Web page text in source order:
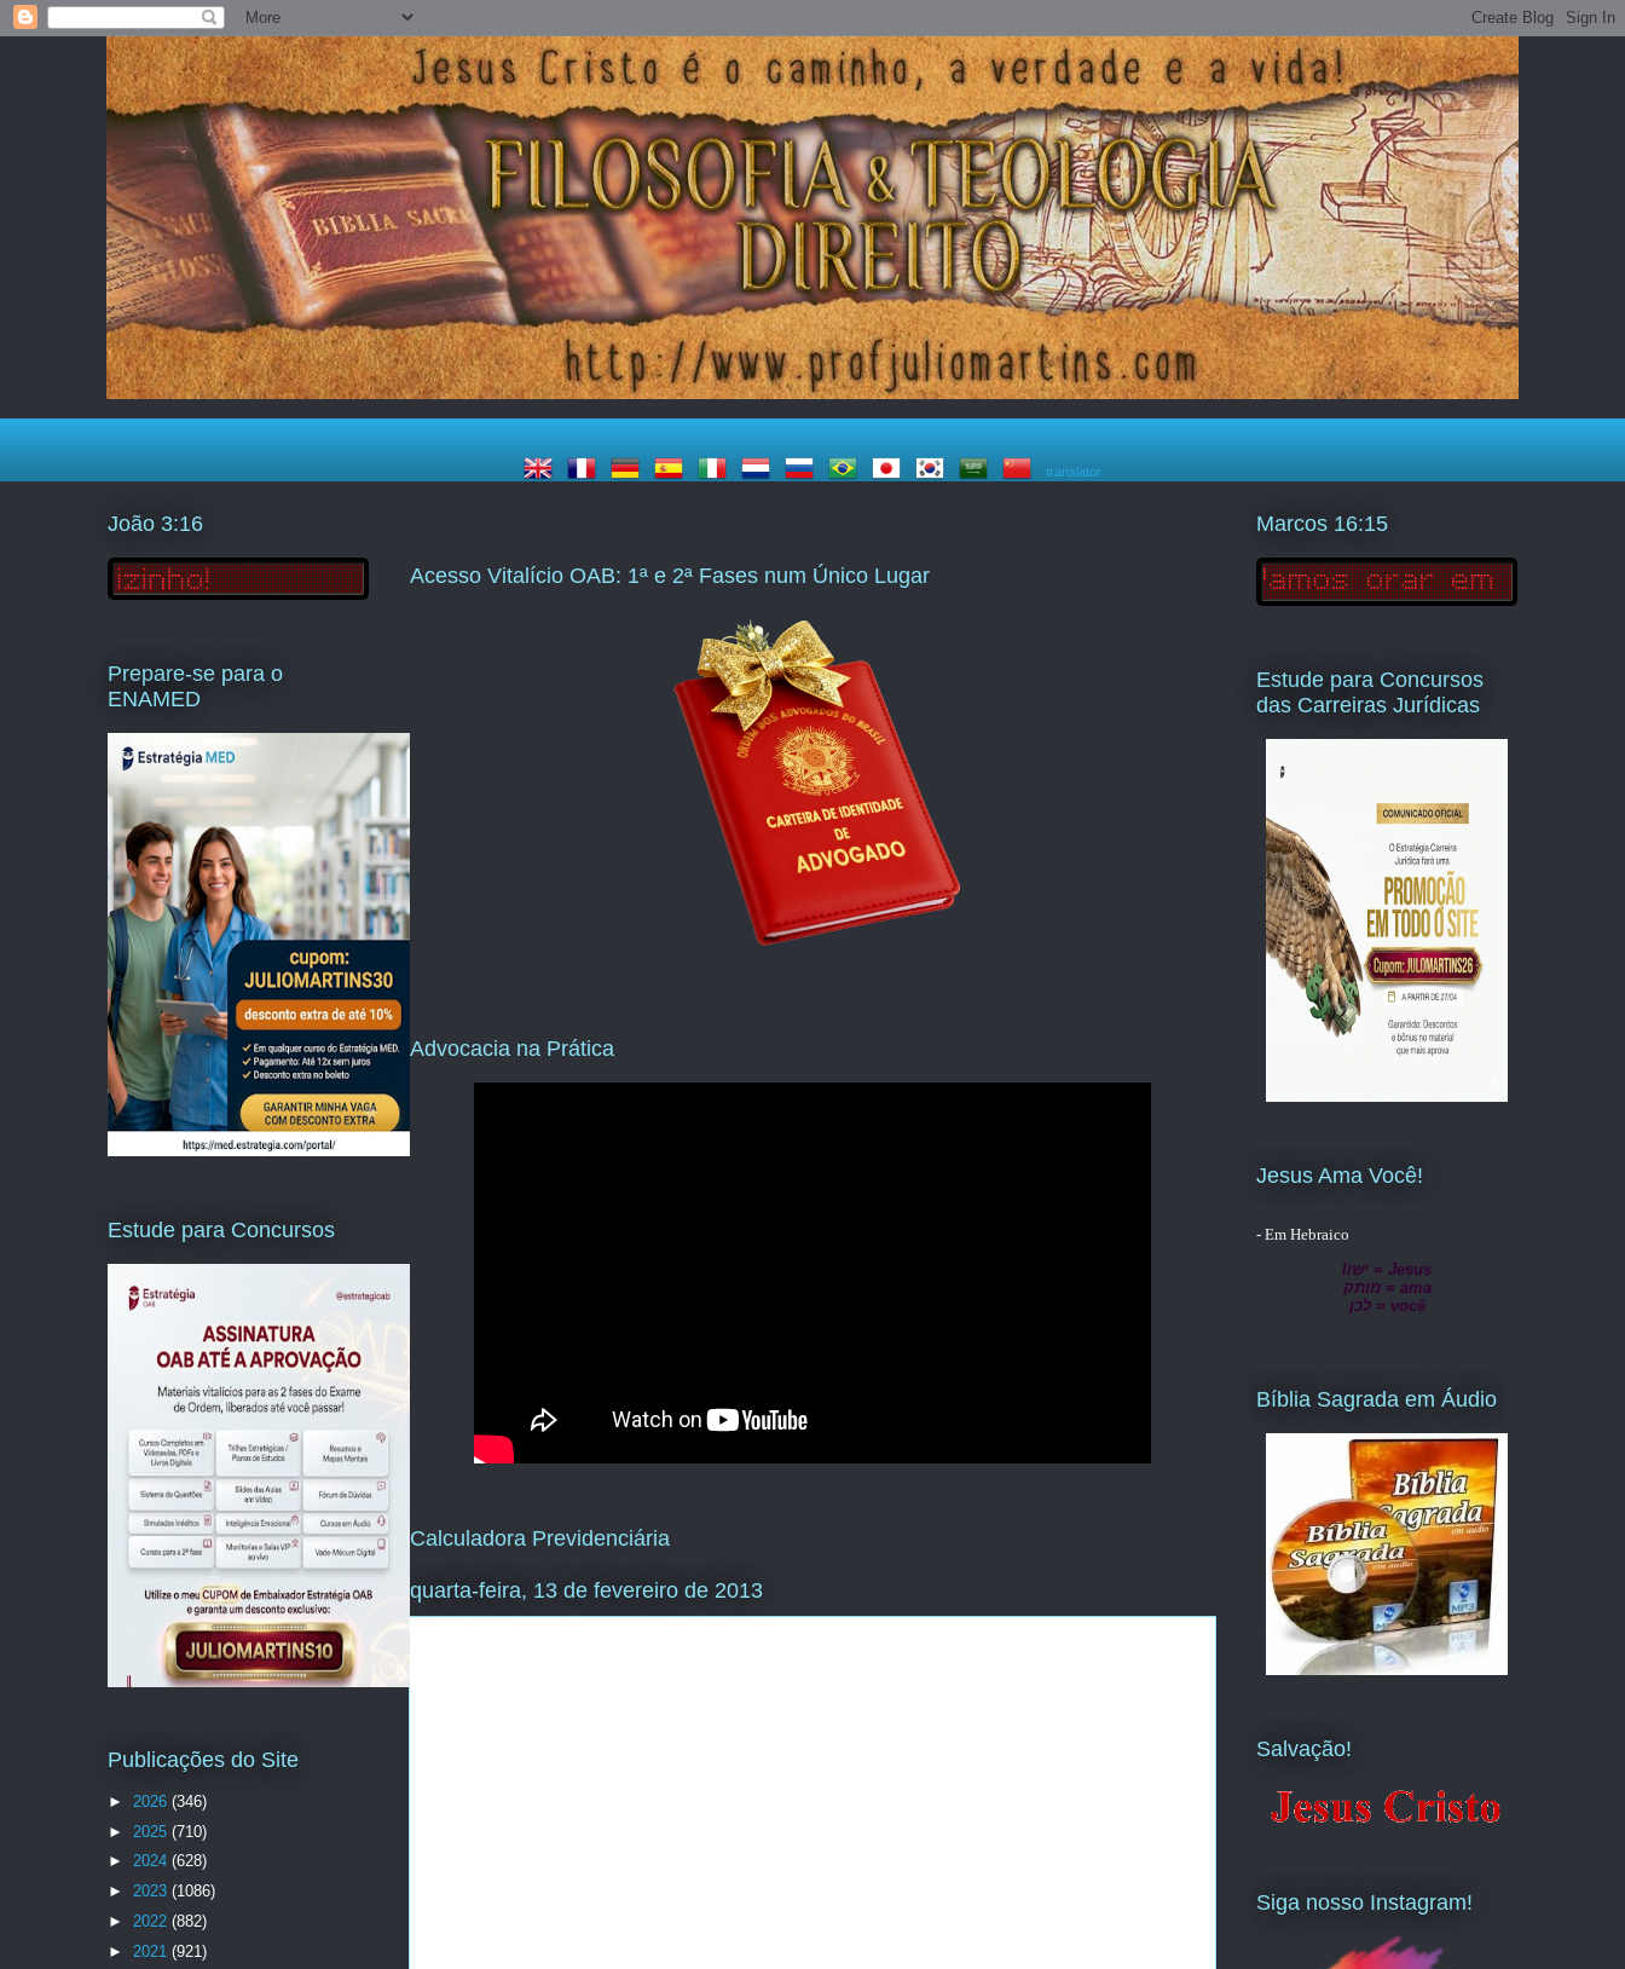
translator
Acesso Vitalício OAB: 1ª e 2ª Fases num Único Lugar
Advocacia na Prática
Calculadora Previdenciária
quarta-feira, 13 de fevereiro de 2013
João 3:16
Prepare-se para o
ENAMED
Estude para Concursos
Publicações do Site
► 2026 (346)
► 2025 (710)
► 2024 (628)
► 2023 (1086)
► 2022 (882)
► 2021 (921)
Marcos 16:15
Estude para Concursos
das Carreiras Jurídicas
Jesus Ama Você!
- Em Hebraico
lישו = Jesus
מותק = ama
לכן = você
Bíblia Sagrada em Áudio
Salvação!
Siga nosso Instagram!